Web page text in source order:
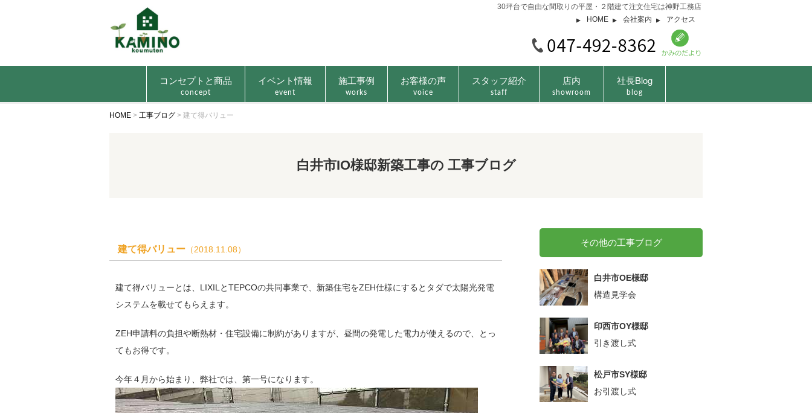
30坪台で自由な間取りの平屋・２階建て注文住宅は神野工務店
HOME
会社案内 アクセス
コンセプトと商品
concept
イベント情報
event
施工事例
works
お客様の声
voice
スタッフ紹介
staff
店内
showroom
社長Blog
blog
HOME > 工事ブログ > 建て得バリュー
白井市IO様邸新築工事の 工事ブログ
建て得バリュー （2018.11.08）
建て得バリューとは、LIXILとTEPCOの共同事業で、新築住宅をZEH仕様にするとタダで太陽光発電
システムを載せてもらえます。
ZEH申請料の負担や断熱材・住宅設備に制約がありますが、昼間の発電した電力が使えるので、とっ
てもお得です。
今年４月から始まり、弊社では、第一号になります。
その他の工事ブログ
白井市OE様邸
構造見学会
印西市OY様邸
引き渡し式
松戸市SY様邸
お引渡し式